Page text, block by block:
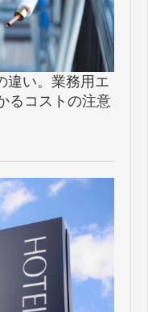
違い。業務用エ
るコストの注意